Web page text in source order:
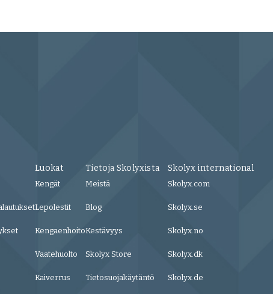
Luokat
Kengät
Lepolestit
Kengaenhoito
Vaatehuolto
Kaiverrus
Tietoja Skolyxista
Meistä
Blog
Kestävyys
Skolyx Store
Tietosuojakäytäntö
Skolyx international
Skolyx.com
Skolyx.se
Skolyx.no
Skolyx.dk
Skolyx.de